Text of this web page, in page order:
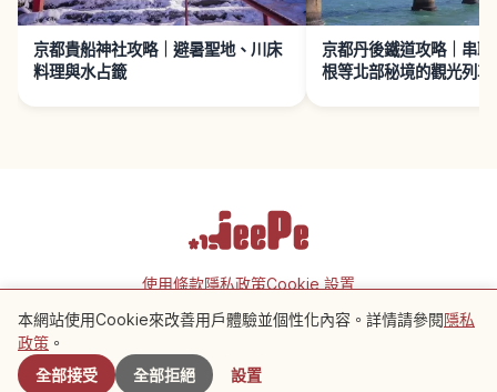
京都貴船神社攻略｜避暑聖地、川床
料理與水占籤
京都丹後鐵道攻略｜串
根等北部秘境的觀光列車
附近景點
使用條款隱私政策Cookie 設置
本網站使用Cookie來改善用戶體驗並個性化內容。詳情請參閱隱私
政策 。
全部接受
全部拒絕 設置